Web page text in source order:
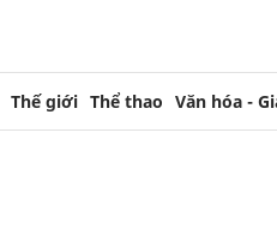
Thế giới Thể thao Văn hóa -